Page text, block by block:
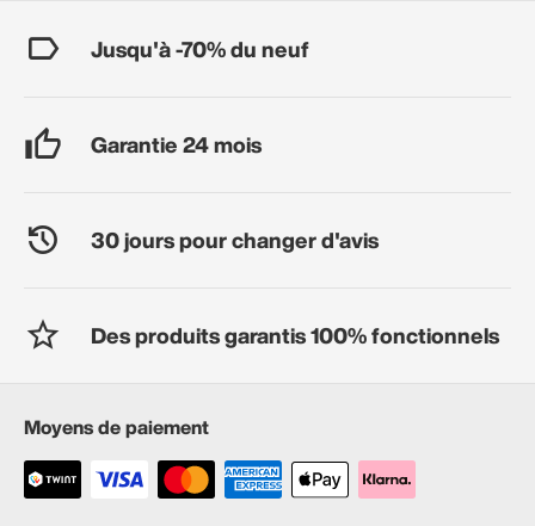
Jusqu'à -70% du neuf
Garantie 24 mois
30 jours pour changer d'avis
Des produits garantis 100% fonctionnels
Moyens de paiement